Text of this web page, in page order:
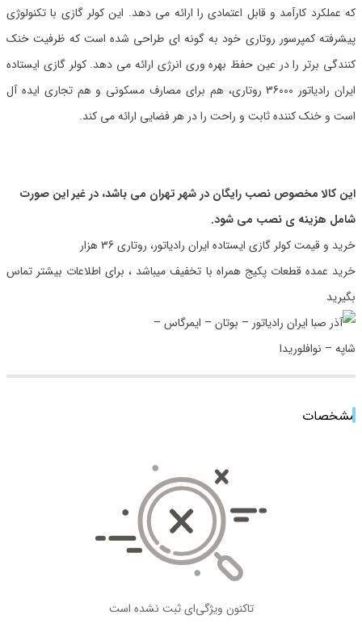
که عملکرد کارآمد و قابل اعتمادی را ارائه می دهد. این کولر گازی با تکنولوژی
پیشرفته کمپرسور روتاری خود به گونه ای طراحی شده است که ظرفیت خنک
کنندگی برتر را در عین حفظ بهره وری انرژی ارائه می دهد. کولر گازی ایستاده
ایران رادیاتور 36000 روتاری، هم برای مصارف مسکونی و هم تجاری ایده آل
است و خنک کننده ثابت و راحت را در هر فضایی ارائه می کند.
این کالا مخصوص نصب رایگان در شهر تهران می باشد، در غیر این صورت
شامل هزینه ی نصب می شود.
خرید و قیمت کولر گازی ایستاده ایران رادیاتور، روتاری 36 هزار
خرید عمده قطعات پکیج همراه با تخفیف میباشد ، برای اطلاعات بیشتر تماس
بگیرید
مشخصات
تاکنون ویژگی‌ای ثبت نشده است